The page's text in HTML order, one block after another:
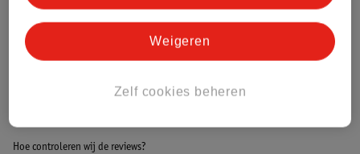
Bestel & Bezorginformatie
Hoe controleren wij de reviews?
Zelf cookies beheren
Weigeren